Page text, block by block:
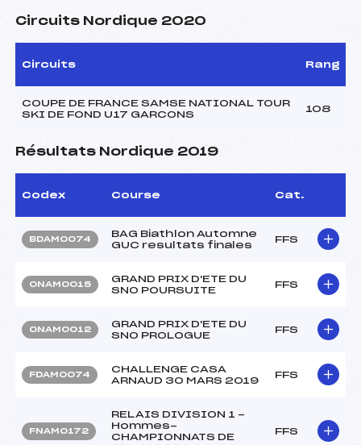
Circuits Nordique 2020
Circuits Rang
COUPE DE FRANCE SAMSE NATIONAL TOUR
SKI DE FOND U17 GARCONS
108
Résultats Nordique 2019
Codex Course Cat.
BDAM0074
BAG Biathlon Automne
GUC resultats finales
FFS
ONAM0015
GRAND PRIX D'ETE DU
SNO POURSUITE
FFS
ONAM0012
GRAND PRIX D'ETE DU
SNO PROLOGUE
FFS
FDAM0074
CHALLENGE CASA
ARNAUD 30 MARS 2019
FFS
FNAM0172
RELAIS DIVISION 1 -
Hommes-
CHAMPIONNATS DE
FFS